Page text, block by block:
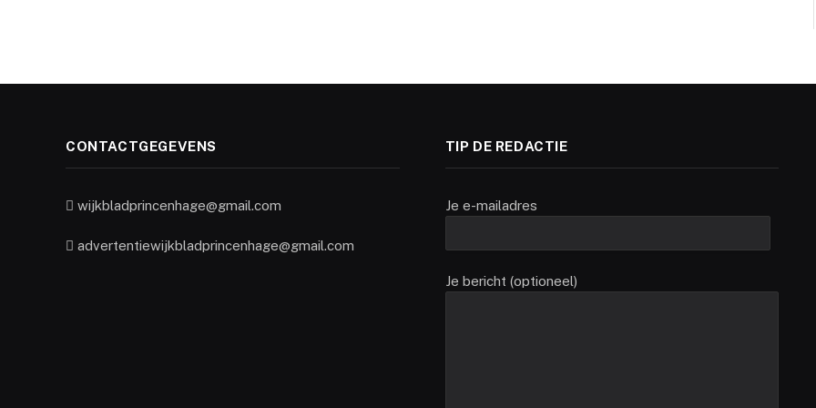
CONTACTGEGEVENS
wijkbladprincenhage@gmail.com
advertentiewijkbladprincenhage@gmail.com
TIP DE REDACTIE
Je e-mailadres
Je bericht (optioneel)